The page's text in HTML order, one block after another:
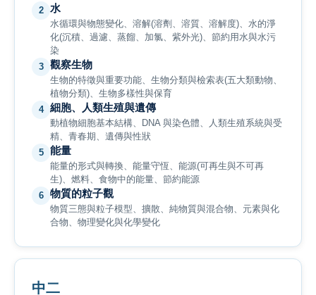
2
水
水循環與物態變化、溶解(溶劑、溶質、溶解度)、水的淨
化(沉積、過濾、蒸餾、加氯、紫外光)、節約用水與水污
染
3
觀察生物
生物的特徵與重要功能、生物分類與檢索表(五大類動物、
植物分類)、生物多樣性與保育
4
細胞、人類生殖與遺傳
動植物細胞基本結構、DNA 與染色體、人類生殖系統與受
精、青春期、遺傳與性狀
5
能量
能量的形式與轉換、能量守恆、能源(可再生與不可再
生)、燃料、食物中的能量、節約能源
6
物質的粒子觀
物質三態與粒子模型、擴散、純物質與混合物、元素與化
合物、物理變化與化學變化
中二